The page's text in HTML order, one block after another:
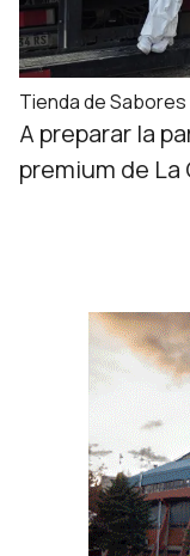
Tienda de Sabores
A preparar la
premium de